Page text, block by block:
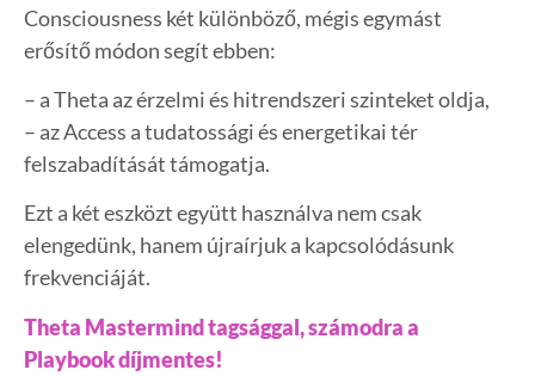
Consciousness két különböző, mégis egymást
erősítő módon segít ebben:
– a Theta az érzelmi és hitrendszeri szinteket oldja,
– az Access a tudatossági és energetikai tér
felszabadítását támogatja.
Ezt a két eszközt együtt használva nem csak
elengedünk, hanem újraírjuk a kapcsolódásunk
frekvenciáját.
Theta Mastermind tagsággal, számodra a
Playbook díjmentes!